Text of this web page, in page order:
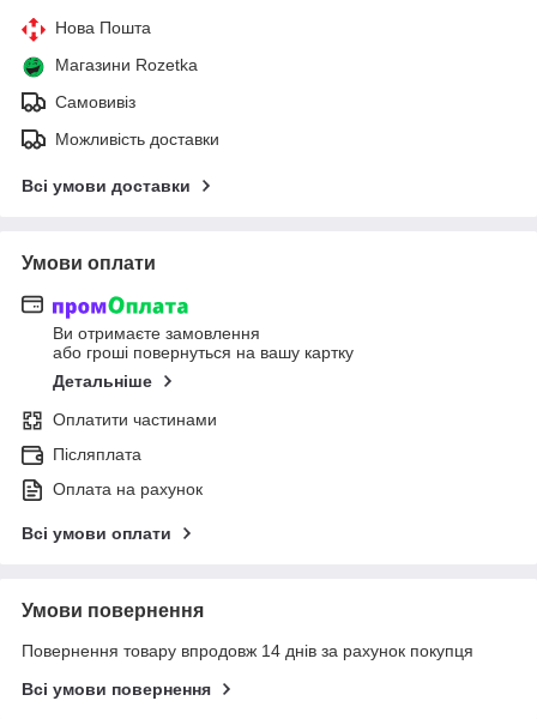
Нова Пошта
Магазини Rozetka
Самовивіз
Можливість доставки
Всі умови доставки
Умови оплати
Ви отримаєте замовлення
або гроші повернуться на вашу картку
Детальніше
Оплатити частинами
Післяплата
Оплата на рахунок
Всі умови оплати
Умови повернення
Повернення товару впродовж 14 днів за рахунок покупця
Всі умови повернення